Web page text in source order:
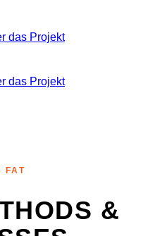
das Projekt
das Projekt
FAT
&